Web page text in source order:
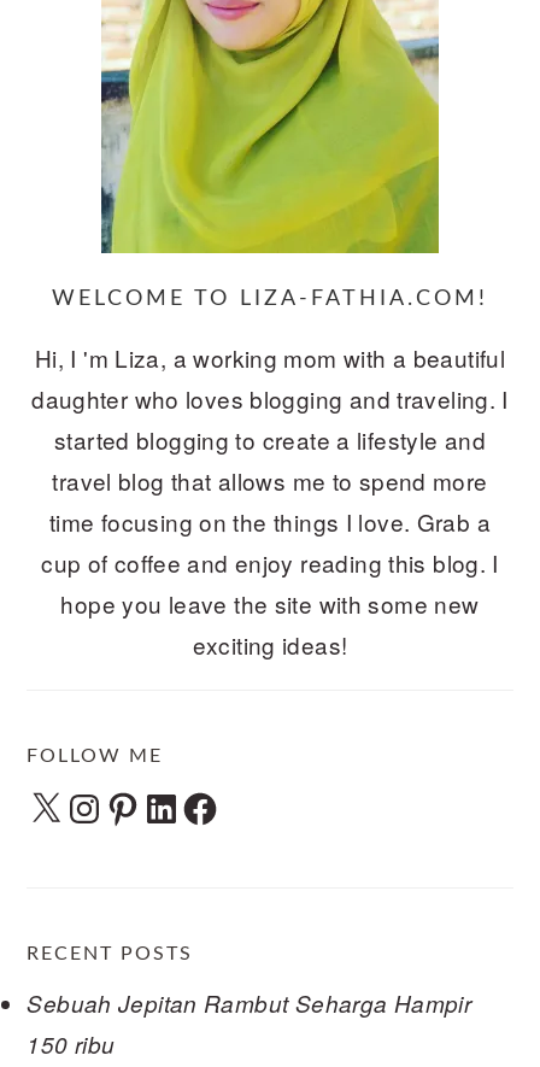
WELCOME TO LIZA-FATHIA.COM!
Hi, I 'm Liza, a working mom with a beautiful
daughter who loves blogging and traveling. I
started blogging to create a lifestyle and
travel blog that allows me to spend more
time focusing on the things I love. Grab a
cup of coffee and enjoy reading this blog. I
hope you leave the site with some new
exciting ideas!
FOLLOW ME
X Instagram
Pinterest
LinkedInFacebook
RECENT POSTS
Sebuah Jepitan Rambut Seharga Hampir
150 ribu